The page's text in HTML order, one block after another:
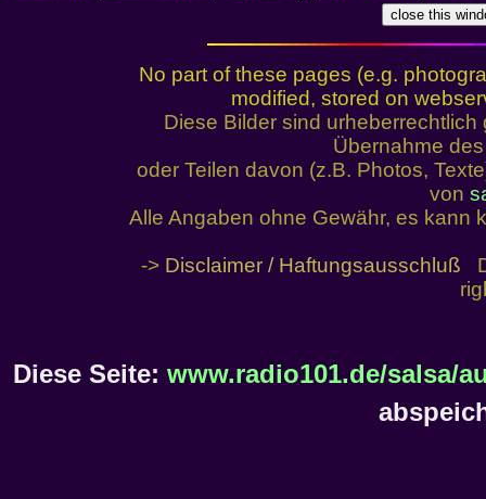
No part of these pages (e.g.
modified, stored on
Diese Bilder sind
Übernahme
oder Teilen davon (z.B. Photos,
von
Alle Angaben ohne Gewähr, es kann
-> Disclaimer / Haftungsausschluß
Diese Seite: www.radio101.de/salsa/